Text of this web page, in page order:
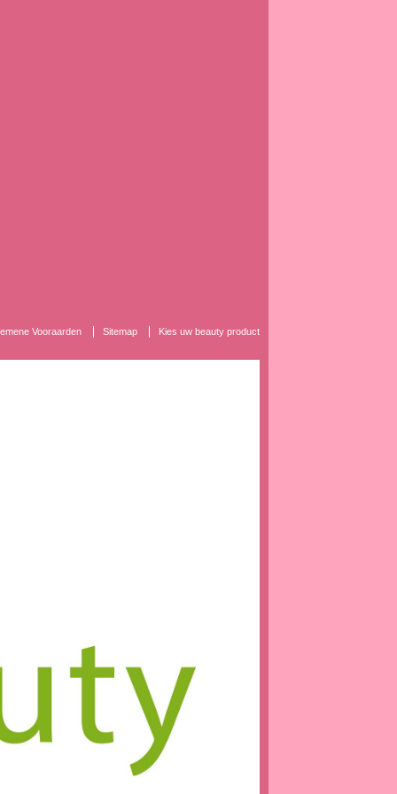
Vooraarden Sitemap Kies uw beauty product